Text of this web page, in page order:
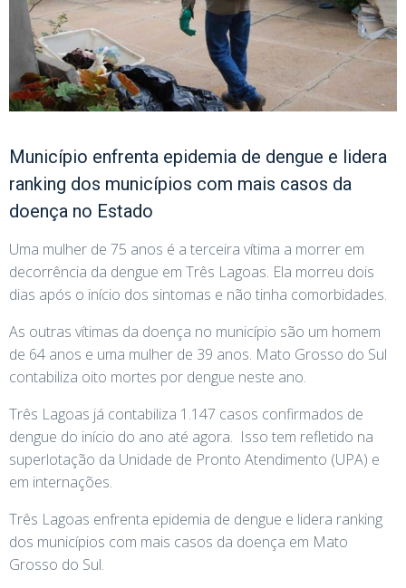
Município enfrenta epidemia de dengue e lidera
ranking dos municípios com mais casos da
doença no Estado
Uma mulher de 75 anos é a terceira vítima a morrer em
decorrência da dengue em Três Lagoas. Ela morreu dois
dias após o início dos sintomas e não tinha comorbidades.
As outras vítimas da doença no município são um homem
de 64 anos e uma mulher de 39 anos. Mato Grosso do Sul
contabiliza oito mortes por dengue neste ano.
Três Lagoas já contabiliza 1.147 casos confirmados de
dengue do início do ano até agora. Isso tem refletido na
superlotação da Unidade de Pronto Atendimento (UPA) e
em internações.
Três Lagoas enfrenta epidemia de dengue e lidera ranking
dos municípios com mais casos da doença em Mato
Grosso do Sul.